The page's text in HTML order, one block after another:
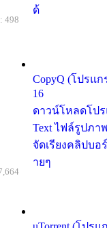
ด้
CopyQ (โปรแ
16
ดาวน์โหลดโป
Text ไฟล์รูปภา
จัดเรียงคลิปบอ
ายๆ
498